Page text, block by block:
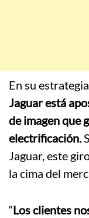
En su
Jaguar está
de imagen que
electrificación.
Jaguar, este
la cima del
“Los clientes